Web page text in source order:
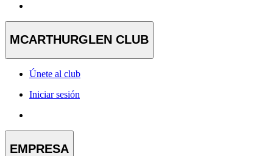
MCARTHURGLEN CLUB
Únete al club
Iniciar sesión
EMPRESA